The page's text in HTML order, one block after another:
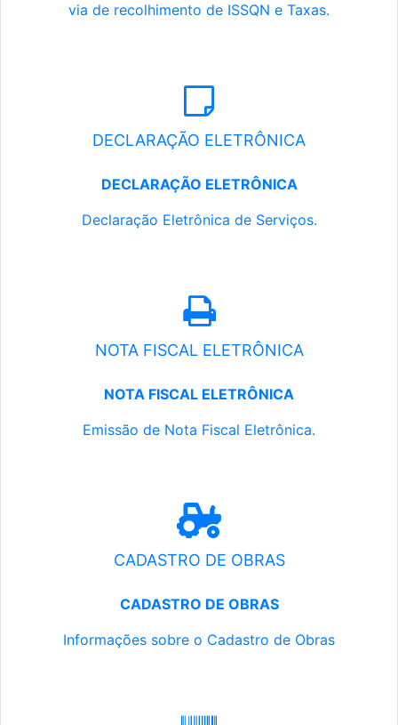
via de recolhimento de ISSQN e Taxas.
DECLARAÇÃO ELETRÔNICA
DECLARAÇÃO ELETRÔNICA
Declaração Eletrônica de Serviços.
NOTA FISCAL ELETRÔNICA
NOTA FISCAL ELETRÔNICA
Emissão de Nota Fiscal Eletrônica.
CADASTRO DE OBRAS
CADASTRO DE OBRAS
Informações sobre o Cadastro de Obras